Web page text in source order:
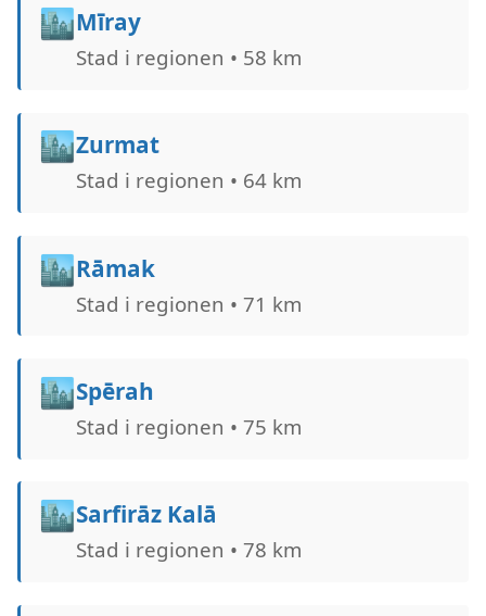
🏙️Mīray
Stad i regionen • 58 km
🏙️Zurmat
Stad i regionen • 64 km
🏙️Rāmak
Stad i regionen • 71 km
🏙️Spērah
Stad i regionen • 75 km
🏙️Sarfirāz Kalā
Stad i regionen • 78 km